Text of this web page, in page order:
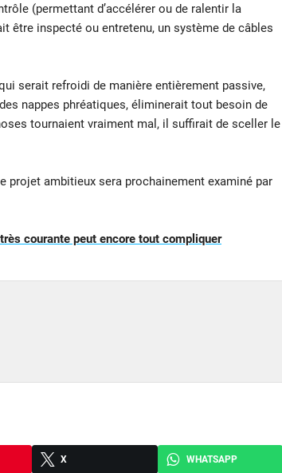
(permettant d’accélérer ou de ralentir la
être inspecté ou entretenu, un système de câbles
serait refroidi de manière entièrement passive,
nappes phréatiques, éliminerait tout besoin de
tournaient vraiment mal, il suffirait de sceller le
projet ambitieux sera prochainement examiné par
courante peut encore tout compliquer
X WHATSAPP